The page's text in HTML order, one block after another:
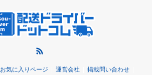
お気に入りページ 運営会社 掲載問い合わせ